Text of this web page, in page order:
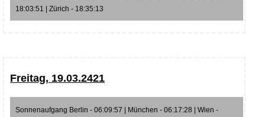
18:03:51 | Zürich - 18:35:13
Freitag, 19.03.2421
Sonnenaufgang Berlin - 06:09:57 | München - 06:17:28 | Wien -